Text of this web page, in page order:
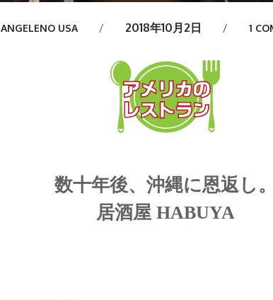
Author
ANGELENO USA 2018年10月2日 1
数十年後、沖縄に恩返し。
居酒屋 HABUYA